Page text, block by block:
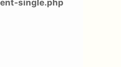
single.php